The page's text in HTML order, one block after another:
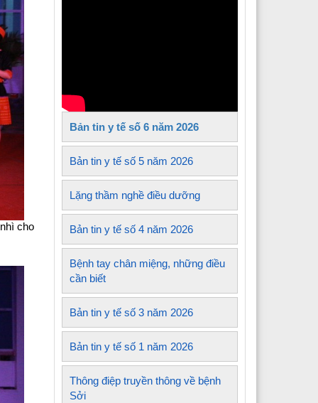
tế xã Tủa Sín Chải
tế xã Sìn Hồ
tế xã Mường Kim
tế xã Lê Lợi
tế xã Nậm Sỏ
tế xã Sin Suối Hồ
tế xã Pa Tần
Y tế xã Mường Mô
Y tế xã Than Uyên
tế xã Mường Khoa
cho
Bản tin y tế số 6 năm 2026
Bản tin y tế số 5 năm 2026
Lặng thầm nghề điều dưỡng
Bản tin y tế số 4 năm 2026
Bệnh tay chân miệng, những điều
cần biết
Bản tin y tế số 3 năm 2026
Bản tin y tế số 1 năm 2026
Thông điệp truyền thông về bệnh
Sởi